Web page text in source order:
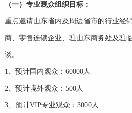
（一）专业观众组织目标：
重点邀请山东省内及周边省市的行业经
商、零售连锁企业、驻山东商务处及驻
谈。
1、预计国内观众：60000人
2、预计境外观众：500人
3、预计VIP专业观众：3000人